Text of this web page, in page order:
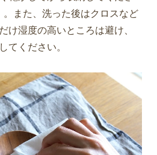
また、洗った後はクロスなど
け湿度の高いところは避け、
てください。